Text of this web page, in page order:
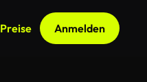
Preise Anmelden